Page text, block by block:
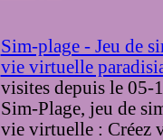
Sim-plage - Jeu de
vie virtuelle
visites depuis le 05-
Sim-Plage, jeu de
vie virtuelle : Créez